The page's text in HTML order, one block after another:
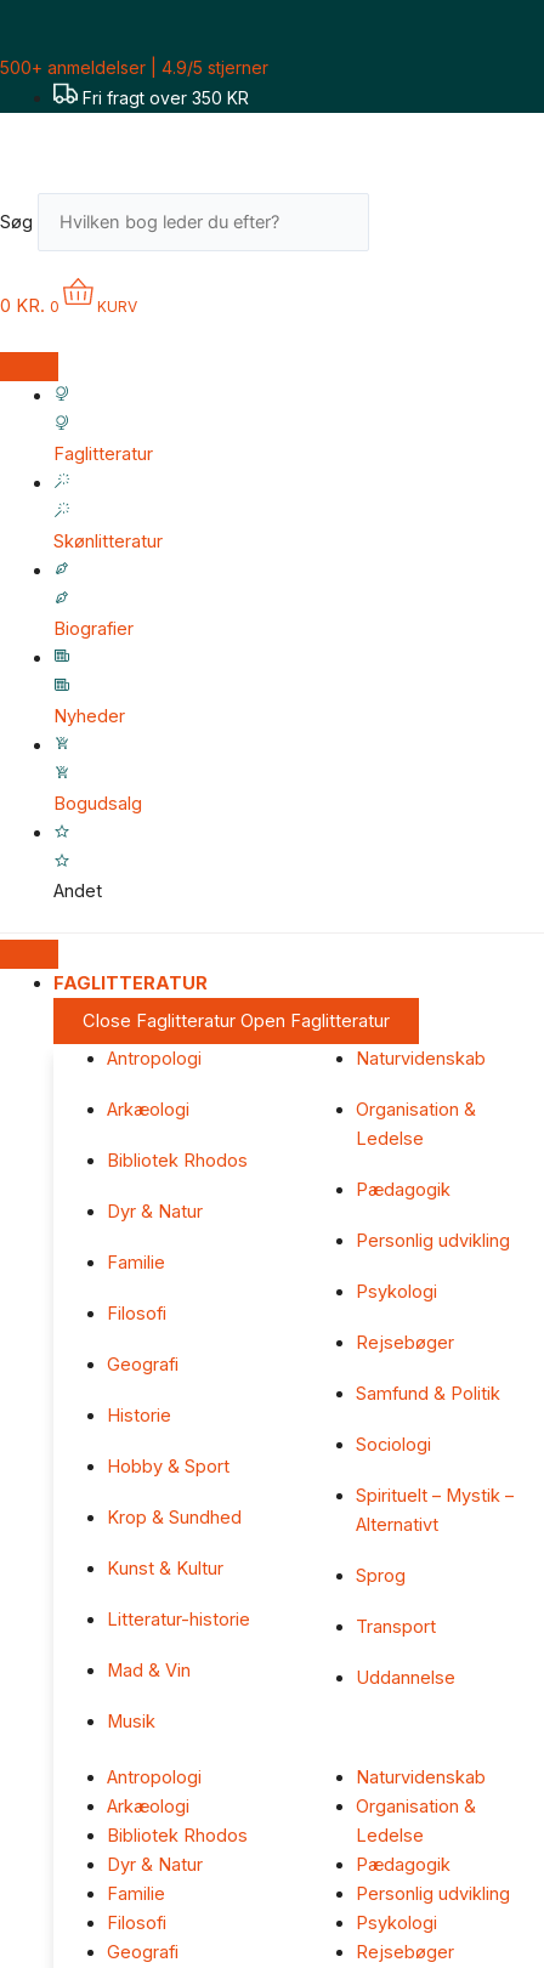
indholdet
500+ anmeldelser | 4.9/5 stjerner
Fri fragt over 350 KR
Søg
0 KR. 0 KURV
Faglitteratur
Skønlitteratur
Biografier
Nyheder
Bogudsalg
Andet
FAGLITTERATUR
Close Faglitteratur Open Faglitteratur
Antropologi
Arkæologi
Bibliotek Rhodos
Dyr & Natur
Familie
Filosofi
Geografi
Historie
Hobby & Sport
Krop & Sundhed
Kunst & Kultur
Litteratur-historie
Mad & Vin
Musik
Naturvidenskab
Organisation &
Ledelse
Pædagogik
Personlig udvikling
Psykologi
Rejsebøger
Samfund & Politik
Sociologi
Spirituelt – Mystik –
Alternativt
Sprog
Transport
Uddannelse
Antropologi
Arkæologi
Bibliotek Rhodos
Dyr & Natur
Familie
Filosofi
Geografi
Naturvidenskab
Organisation &
Ledelse
Pædagogik
Personlig udvikling
Psykologi
Rejsebøger